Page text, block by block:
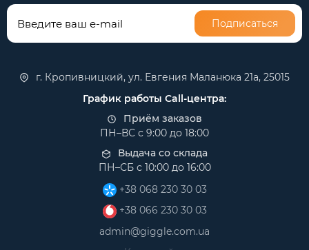
Подписаться
г. Кропивницкий, ул. Евгения Маланюка 21а, 25015
График работы Call-центра:
Приём заказов
ПН–ВС с 9:00 до 18:00
Выдача со склада
ПН–СБ с 10:00 до 16:00
+38 068 230 30 03
+38 066 230 30 03
admin@giggle.com.ua